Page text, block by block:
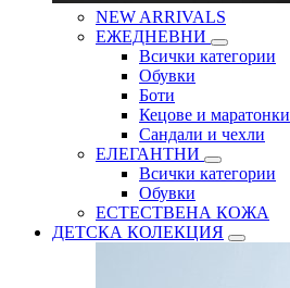
NEW ARRIVALS
ЕЖЕДНЕВНИ
Всички категории
Обувки
Боти
Кецове и маратонки
Сандали и чехли
ЕЛЕГАНТНИ
Всички категории
Обувки
ЕСТЕСТВЕНА КОЖА
ДЕТСКА КОЛЕКЦИЯ